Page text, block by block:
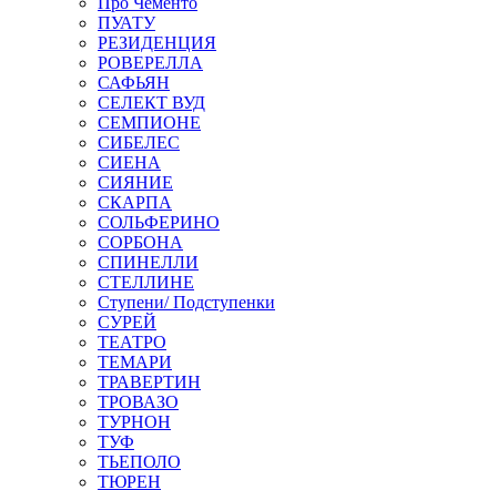
ПУАТУ
РЕЗИДЕНЦИЯ
РОВЕРЕЛЛА
САФЬЯН
СЕЛЕКТ ВУД
СЕМПИОНЕ
СИБЕЛЕС
СИЕНА
СИЯНИЕ
СКАРПА
СОЛЬФЕРИНО
СОРБОНА
СПИНЕЛЛИ
СТЕЛЛИНЕ
Ступени/ Подступенки
СУРЕЙ
ТЕАТРО
ТЕМАРИ
ТРАВЕРТИН
ТРОВАЗО
ТУРНОН
ТУФ
ТЬЕПОЛО
ТЮРЕН